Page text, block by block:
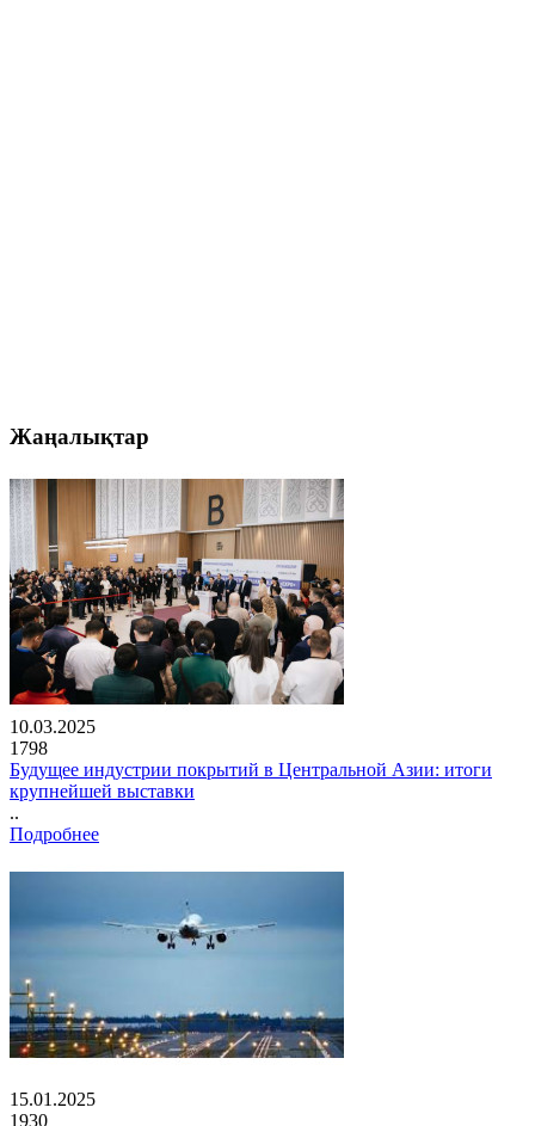
Жаңалықтар
10.03.2025
1798
Будущее индустрии покрытий в Центральной Азии: итоги
крупнейшей выставки
..
Подробнее
15.01.2025
1930